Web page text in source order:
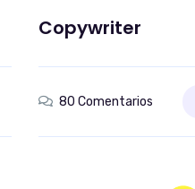
Copywriter
80 Comentarios